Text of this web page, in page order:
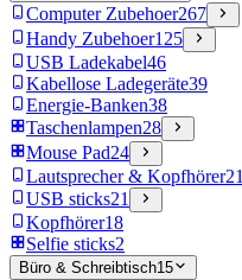
Computer Zubehoer267
Handy Zubehoer125
USB Ladekabel46
Kabellose Ladegeräte39
Energie-Banken38
Taschenlampen28
Mouse Pad24
Lautsprecher & Kopfhörer21
USB sticks21
Kopfhörer18
Selfie sticks2
Büro & Schreibtisch15